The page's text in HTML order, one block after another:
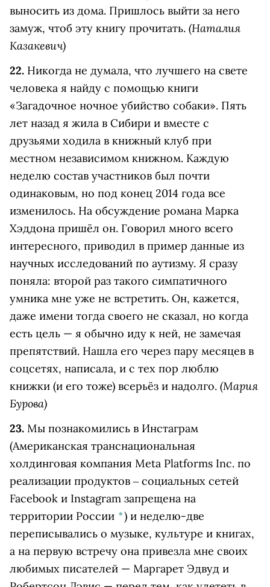
выносить из дома. Пришлось выйти за него
замуж, чтоб эту книгу прочитать. (Наталия
Казакевич)
22. Никогда не думала, что лучшего на свете
человека я найду с помощью книги
«Загадочное ночное убийство собаки». Пять
лет назад я жила в Сибири и вместе с
друзьями ходила в книжный клуб при
местном независимом книжном. Каждую
неделю состав участников был почти
одинаковым, но под конец 2014 года все
изменилось. На обсуждение романа Марка
Хэддона пришёл он. Говорил много всего
интересного, приводил в пример данные из
научных исследований по аутизму. Я сразу
поняла: второй раз такого симпатичного
умника мне уже не встретить. Он, кажется,
даже имени тогда своего не сказал, но когда
есть цель — я обычно иду к ней, не замечая
препятствий. Нашла его через пару месяцев в
соцсетях, написала, и с тех пор люблю
книжки (и его тоже) всерьёз и надолго. (Мария
Бурова)
23. Мы познакомились в Инстаграм
(Американская транснациональная
холдинговая компания Meta Platforms Inc. по
реализации продуктов ‒ социальных сетей
Facebook и Instagram запрещена на
территории России *) и неделю-две
переписывались о музыке, культуре и книгах,
а на первую встречу она привезла мне своих
любимых писателей — Маргарет Эдвуд и